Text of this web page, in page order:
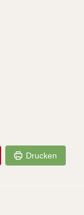
Drucken